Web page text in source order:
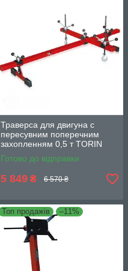
Траверса для двигуна c
пересувним поперечним
захопленням 0,5 т TORIN
TRW04006
Готово до відправки
5 849 ₴ 6 570 ₴
Топ продажів –11%